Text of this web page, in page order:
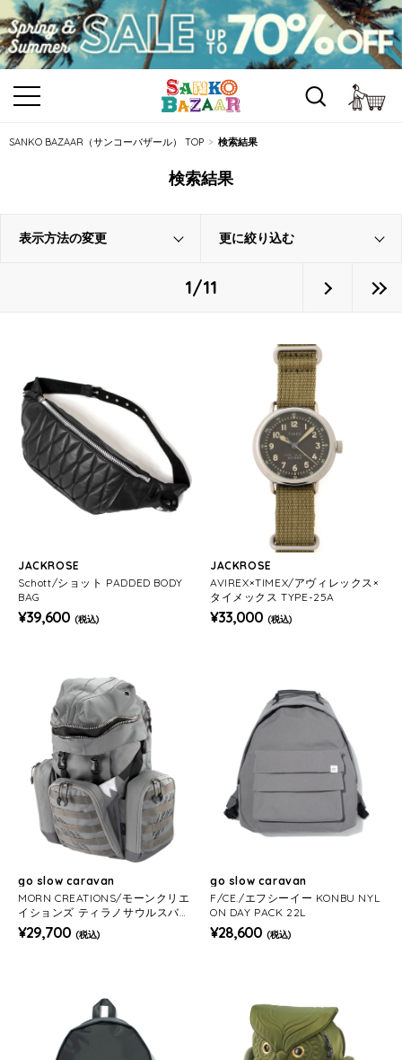
SANKO BAZAAR（サンコーバザール） TOP 検索結果
検索結果
表示方法の変更 更に絞り込む
1/11
JACKROSE
Schott/ショット PADDED BODY
BAG
¥39,600 (税込)
JACKROSE
AVIREX×TIMEX/アヴィレックス×
タイメックス TYPE-25A
¥33,000 (税込)
go slow caravan
MORN CREATIONS/モーンクリエ
イションズ ティラノサウルスバッ
クパック L 33L
¥29,700 (税込)
go slow caravan
F/CE./エフシーイー KONBU NYL
ON DAY PACK 22L
¥28,600 (税込)